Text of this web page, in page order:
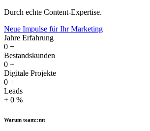
Durch echte Content-Expertise.
Neue Impulse für Ihr Marketing
Jahre Erfahrung
0 +
Bestandskunden
0 +
Digitale Projekte
0 +
Leads
+ 0 %
Warum team::mt